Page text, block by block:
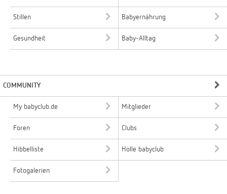
Stillen Babyernährung
Gesundheit Baby-Alltag
COMMUNITY
My babyclub.de Mitglieder
Foren Clubs
Hibbelliste Holle babyclub
Fotogalerien